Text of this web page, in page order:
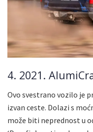
4. 2021.
Ovo svestrano vozilo je
izvan ceste. Dolazi s
može biti neprednost u